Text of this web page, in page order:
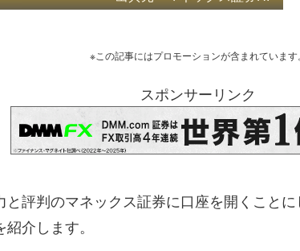
※この記事にはプロモーションが含まれています。
スポンサーリンク
と評判のマネックス証券に口座を開くこと
介します。